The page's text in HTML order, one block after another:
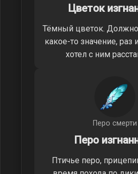
Цветок
Тёмный цветок.
какое-то значение, раз
хотел с ним
Перо смерти
Перо
Птичье перо,